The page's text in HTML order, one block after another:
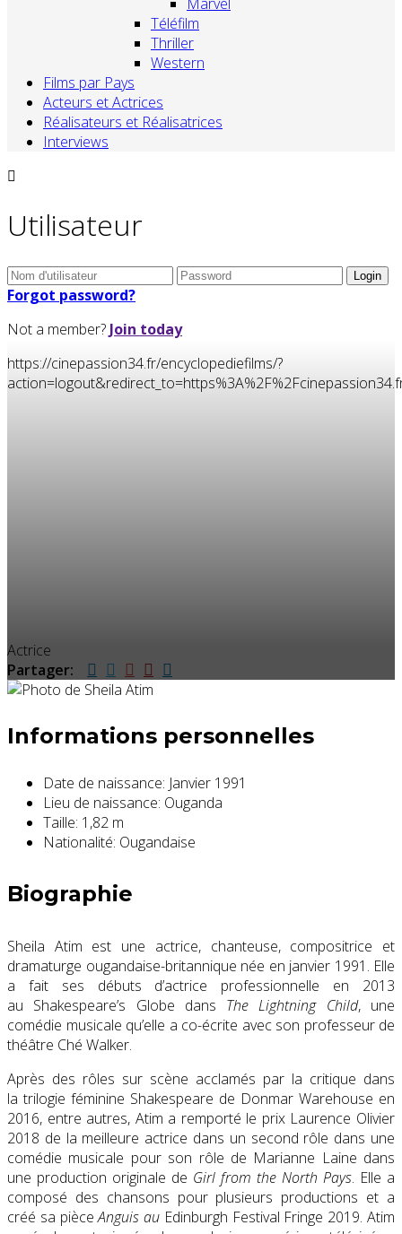
Téléfilm
Thriller
Western
Films par Pays
Acteurs et Actrices
Réalisateurs et Réalisatrices
Interviews
Utilisateur
Forgot password?
Not a member? Join today
https://cinepassion34.fr/encyclopediefilms/?
Actrice
Partager:
Informations personnelles
Date de naissance: Janvier 1991
Lieu de naissance: Ouganda
Taille: 1,82 m
Nationalité: Ougandaise
Biographie
Sheila Atim est une actrice, chanteuse, compositrice et
dramaturge ougandaise-britannique née en janvier 1991. Elle
a fait ses débuts d’actrice professionnelle en 2013
au Shakespeare’s Globe dans The Lightning Child, une
comédie musicale qu’elle a co-écrite avec son professeur de
théâtre Ché Walker.
Après des rôles sur scène acclamés par la critique dans
la trilogie féminine Shakespeare de Donmar Warehouse en
2016, entre autres, Atim a remporté le prix Laurence Olivier
2018 de la meilleure actrice dans un second rôle dans une
comédie musicale pour son rôle de Marianne Laine dans
une production originale de Girl from the North Pays. Elle a
composé des chansons pour plusieurs productions et a
créé sa pièceAnguis au Edinburgh Festival Fringe 2019. Atim